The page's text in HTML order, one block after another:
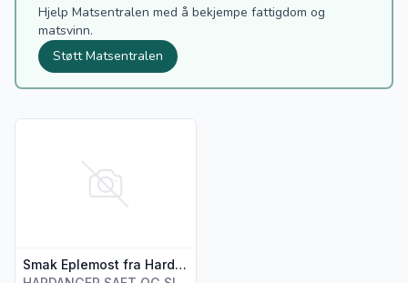
Hjelp Matsentralen med å bekjempe fattigdom og
matsvinn.
Støtt Matsentralen
Smak Eplemost fra Hardanger